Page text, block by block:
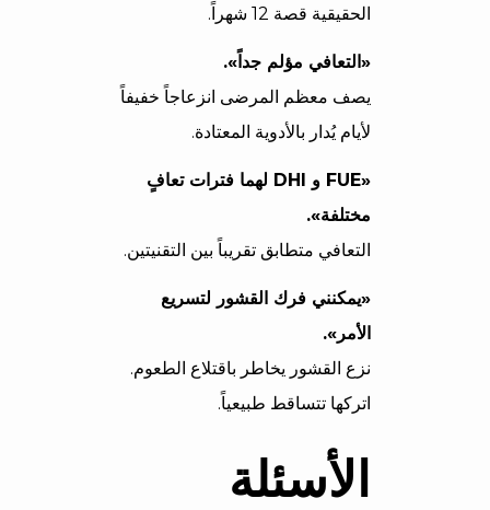
الحقيقية قصة 12 شهراً.
«التعافي مؤلم جداً».
يصف معظم المرضى انزعاجاً خفيفاً
لأيام يُدار بالأدوية المعتادة.
«FUE و DHI لهما فترات تعافٍ
مختلفة».
التعافي متطابق تقريباً بين التقنيتين.
«يمكنني فرك القشور لتسريع
الأمر».
نزع القشور يخاطر باقتلاع الطعوم.
اتركها تتساقط طبيعياً.
الأسئلة